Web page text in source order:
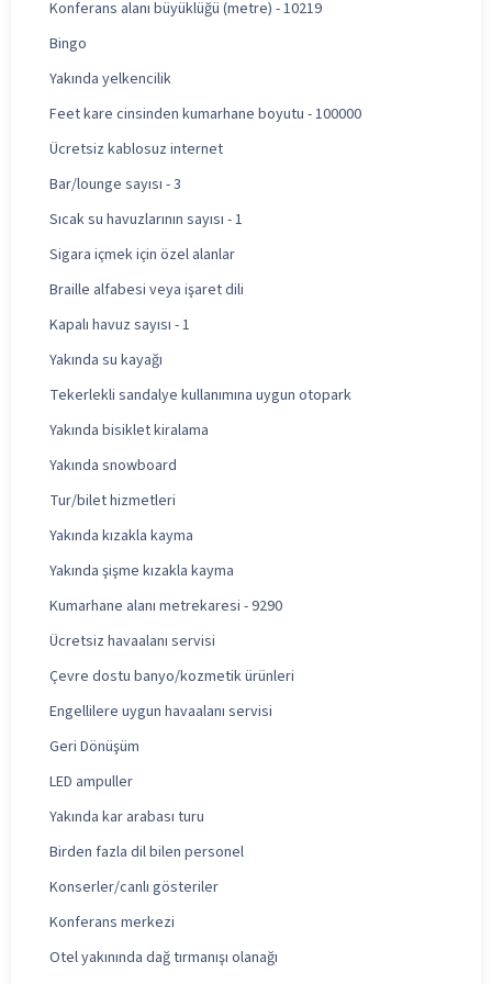
Konferans alanı büyüklüğü (metre) - 10219
Bingo
Yakında yelkencilik
Feet kare cinsinden kumarhane boyutu - 100000
Ücretsiz kablosuz internet
Bar/lounge sayısı - 3
Sıcak su havuzlarının sayısı - 1
Sigara içmek için özel alanlar
Braille alfabesi veya işaret dili
Kapalı havuz sayısı - 1
Yakında su kayağı
Tekerlekli sandalye kullanımına uygun otopark
Yakında bisiklet kiralama
Yakında snowboard
Tur/bilet hizmetleri
Yakında kızakla kayma
Yakında şişme kızakla kayma
Kumarhane alanı metrekaresi - 9290
Ücretsiz havaalanı servisi
Çevre dostu banyo/kozmetik ürünleri
Engellilere uygun havaalanı servisi
Geri Dönüşüm
LED ampuller
Yakında kar arabası turu
Birden fazla dil bilen personel
Konserler/canlı gösteriler
Konferans merkezi
Otel yakınında dağ tırmanışı olanağı